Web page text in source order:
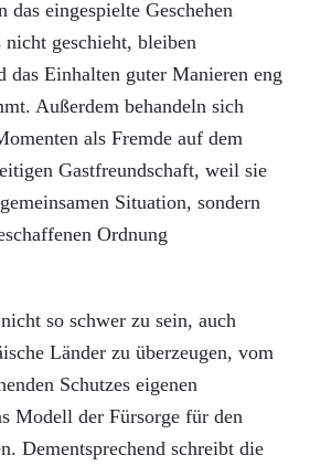
das eingespielte Geschehen
nicht geschieht, bleiben
das Einhalten guter Manieren eng
Außerdem behandeln sich
als Fremde auf dem
Gastfreundschaft, weil sie
Situation, sondern
Ordnung
so schwer zu sein, auch
Länder zu überzeugen, vom
Schutzes eigenen
Modell der Fürsorge für den
Dementsprechend schreibt die